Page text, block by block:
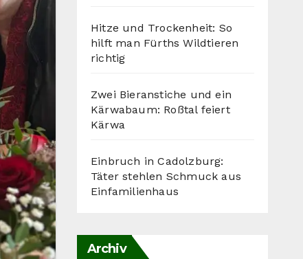
Hitze und Trockenheit: So
hilft man Fürths Wildtieren
richtig
Zwei Bieranstiche und ein
Kärwabaum: Roßtal feiert
Kärwa
Einbruch in Cadolzburg:
Täter stehlen Schmuck aus
Einfamilienhaus
Archiv